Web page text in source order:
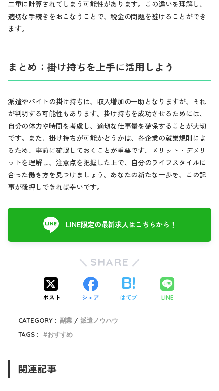
二重に計算されてしまう可能性があります。この違いを理解し、
適切な手続きをおこなうことで、税金の問題を避けることができ
ます。
まとめ：掛け持ちを上手に活用しよう
派遣やバイトの掛け持ちは、収入増加の一助となりますが、それ
が判明する可能性もあります。掛け持ちを成功させるためには、
自分の体力や時間を考慮し、適切な仕事量を確保することが大切
です。また、掛け持ちが可能かどうかは、各企業の就業規則によ
るため、事前に確認しておくことが重要です。メリット・デメリ
ットを理解し、注意点を把握した上で、自分のライフスタイルに
合った働き方を見つけましょう。あなたの新たな一歩を、この記
事が後押しできれば幸いです。
LINE限定の最新求人はこちらから！
SHARE
ポスト シェア はてブ LINE
CATEGORY : 副業
派遣ノウハウ
TAGS :
おすすめ
関連記事